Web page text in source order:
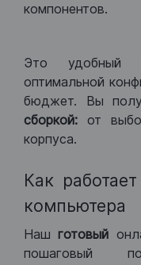
компонентов.
Это удобный
оптимальной
бюджет. Вы
сборкой: от
корпуса.
Как работает
компьютера
Нашготовый
пошаговый